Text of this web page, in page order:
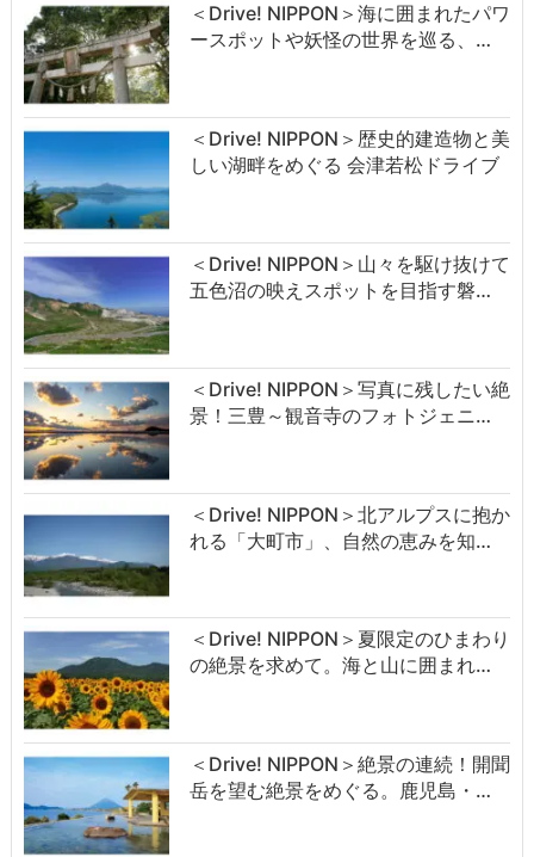
＜Drive! NIPPON＞海に囲まれたパワ
ースポットや妖怪の世界を巡る、…
＜Drive! NIPPON＞歴史的建造物と美
しい湖畔をめぐる 会津若松ドライブ
＜Drive! NIPPON＞山々を駆け抜けて
五色沼の映えスポットを目指す磐…
＜Drive! NIPPON＞写真に残したい絶
景！三豊～観音寺のフォトジェニ…
＜Drive! NIPPON＞北アルプスに抱か
れる「大町市」、自然の恵みを知…
＜Drive! NIPPON＞夏限定のひまわり
の絶景を求めて。海と山に囲まれ…
＜Drive! NIPPON＞絶景の連続！開聞
岳を望む絶景をめぐる。鹿児島・…